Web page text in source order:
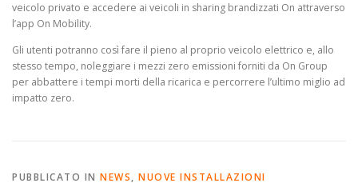
veicolo privato e accedere ai veicoli in sharing brandizzati On attraverso
l’app On Mobility.
Gli utenti potranno così fare il pieno al proprio veicolo elettrico e, allo
stesso tempo, noleggiare i mezzi zero emissioni forniti da On Group
per abbattere i tempi morti della ricarica e percorrere l’ultimo miglio ad
impatto zero.
PUBBLICATO IN NEWS, NUOVE INSTALLAZIONI